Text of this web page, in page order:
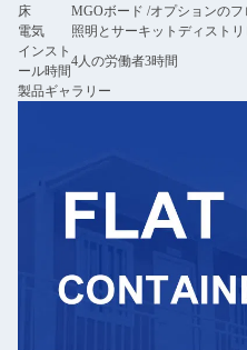
床
MGOボード /オプションのフ
電気
照明とサーキットディスト
インスト
ール時間
4人の労働者3時間
製品ギャラリー